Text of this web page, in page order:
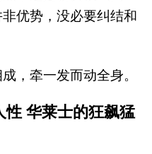
优势，没必要纠结和
，牵一发而动全身。
性 华莱士的狂飙猛